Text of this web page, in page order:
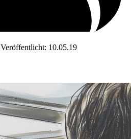
Veröffentlicht: 10.05.19